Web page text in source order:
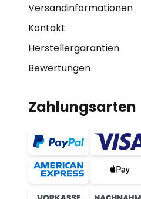
Versandinformationen
Kontakt
Herstellergarantien
Bewertungen
Zahlungsarten